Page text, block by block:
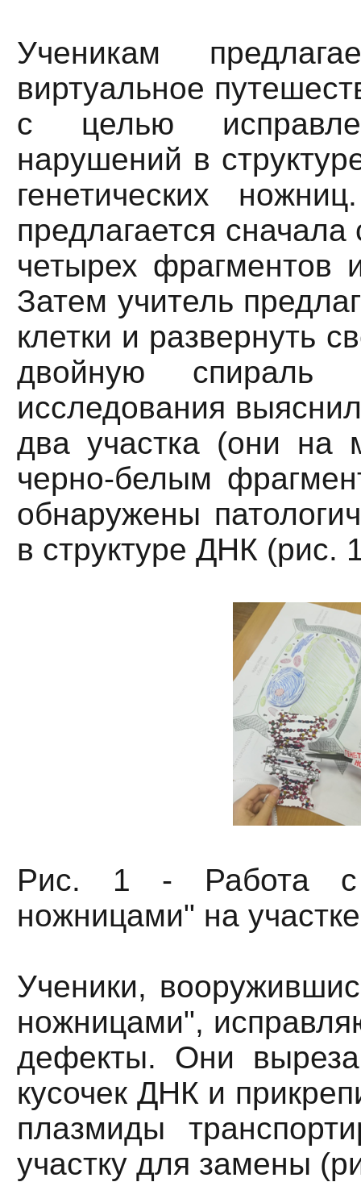
Ученикам
виртуальное
с целью
нарушений в
генетических
предлагается сначала
четырех фрагментов
Затем учитель
клетки и развернуть
двойную
исследования
два участка (они на
черно-белым
обнаружены
в структуре ДНК (рис.
Рис. 1 - Работа с
ножницами" на
Ученики,
ножницами",
дефекты. Они
кусочек ДНК и
плазмиды
участку для замены